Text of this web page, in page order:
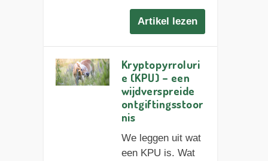
Artikel lezen
Kryptopyrroluri
e (KPU) – een
wijdverspreide
ontgiftingsstoor
nis
We leggen uit wat
een KPU is. Wat